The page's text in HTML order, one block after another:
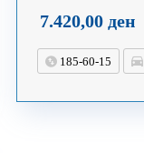
7.420,00 ден
185-60-15